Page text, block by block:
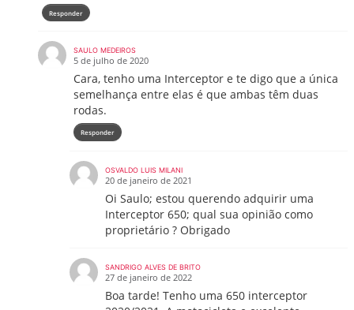
Responder
SAULO MEDEIROS
5 de julho de 2020
Cara, tenho uma Interceptor e te digo que a única
semelhança entre elas é que ambas têm duas
rodas.
Responder
OSVALDO LUIS MILANI
20 de janeiro de 2021
Oi Saulo; estou querendo adquirir uma
Interceptor 650; qual sua opinião como
proprietário ? Obrigado
SANDRIGO ALVES DE BRITO
27 de janeiro de 2022
Boa tarde! Tenho uma 650 interceptor